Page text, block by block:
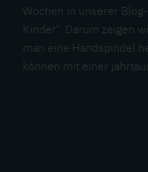
Wochen in unserer
Kinder". Darum zeigen
man eine Handspindel
können mit einer